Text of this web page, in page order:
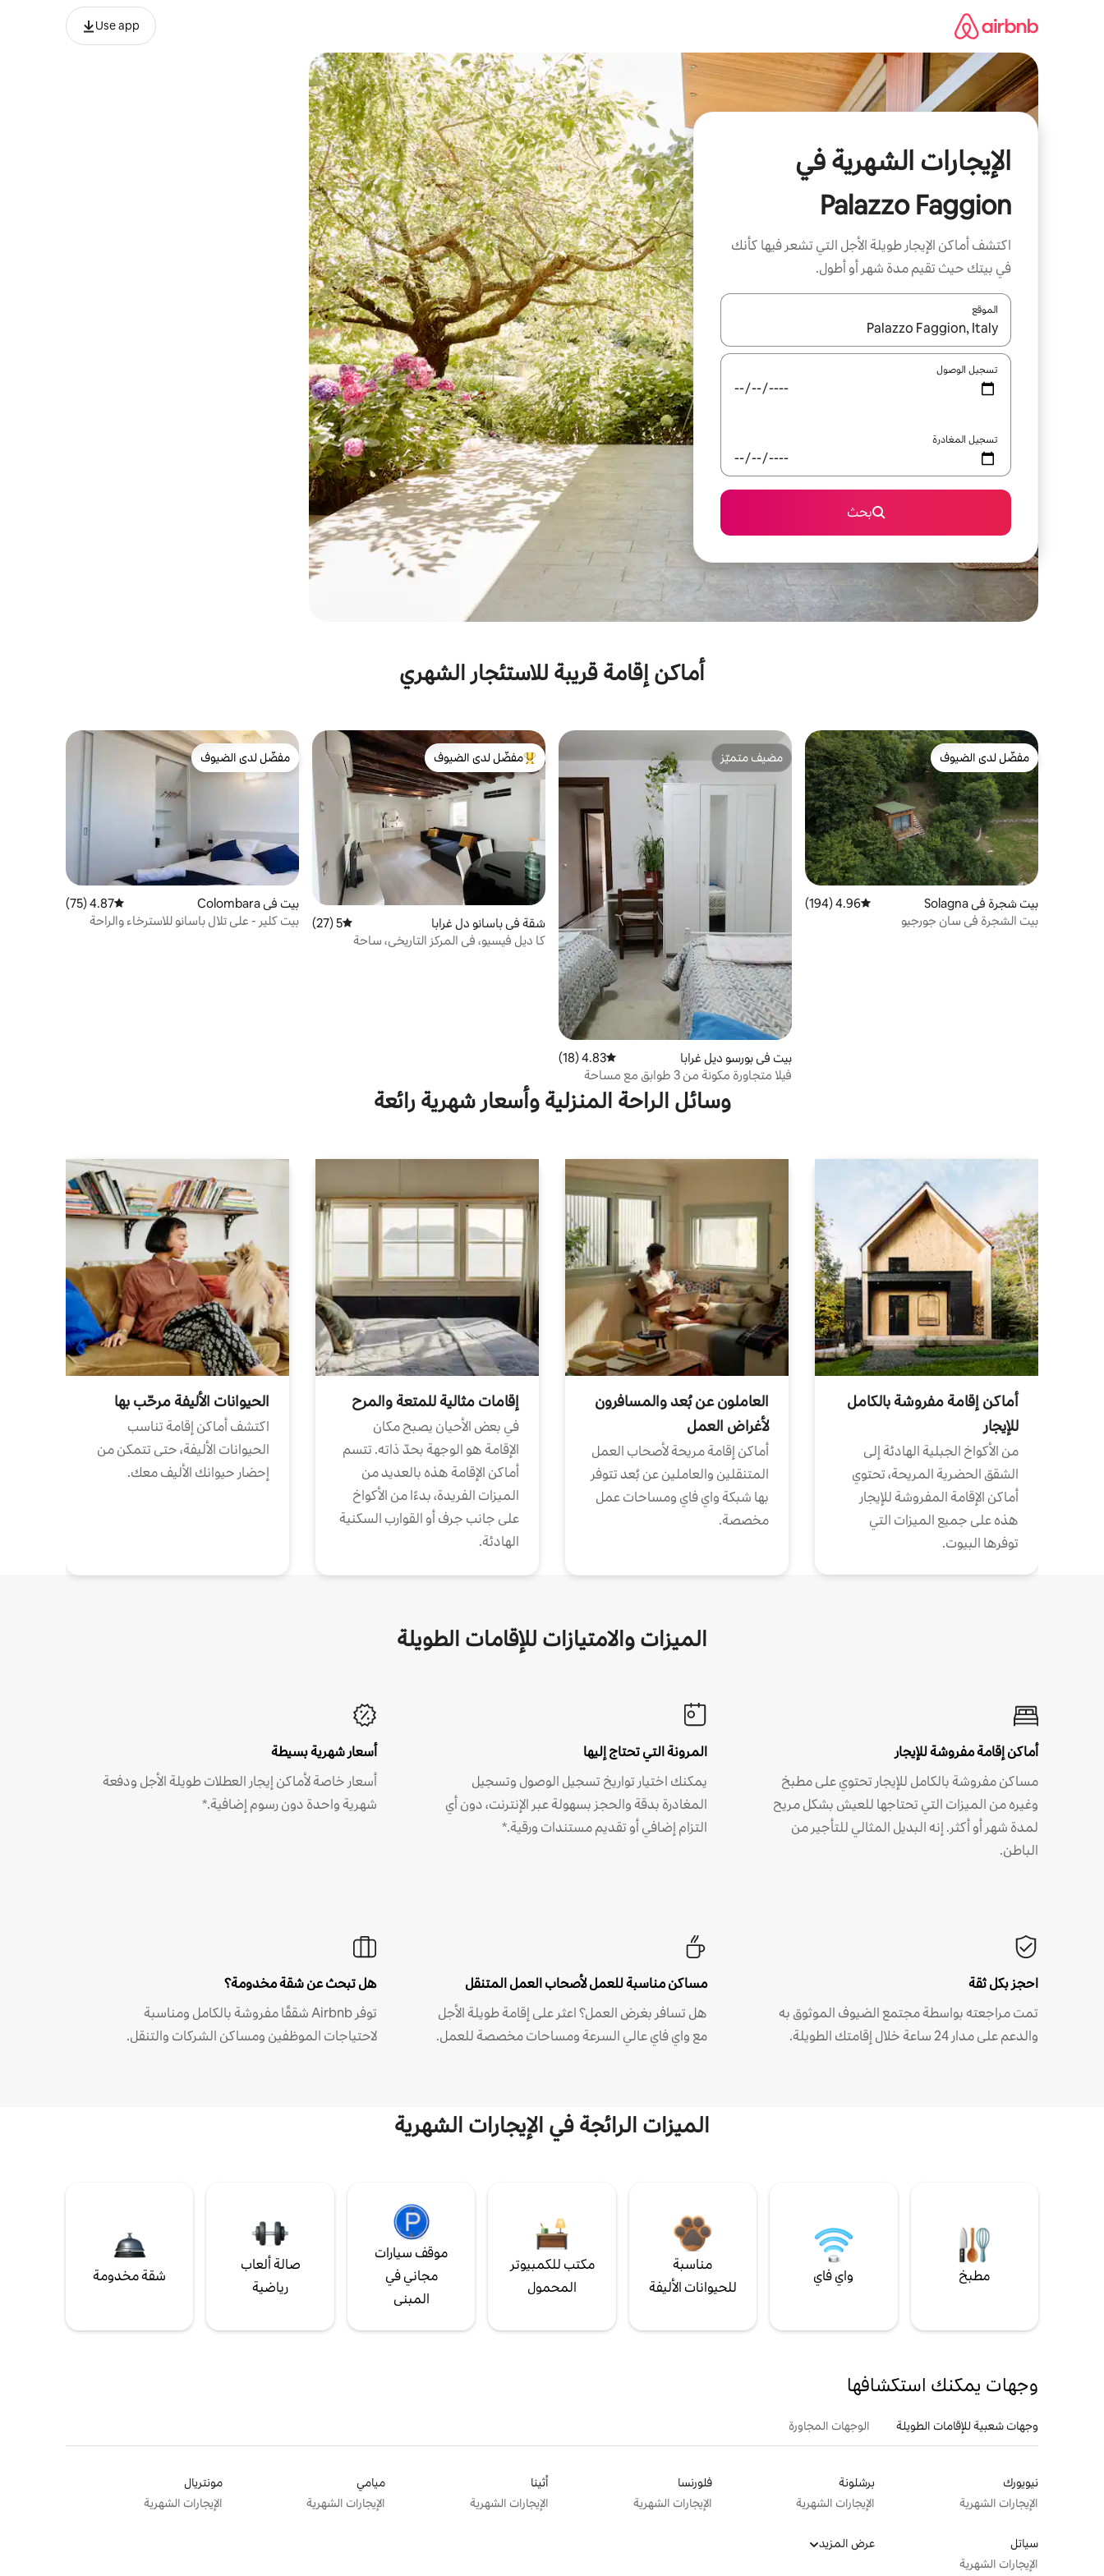
Use app
الإيجارات الشهرية في
Palazzo Faggion
اكتشف أماكن الإيجار طويلة الأجل التي تشعر فيها كأنك
في بيتك حيث تقيم مدة شهر أو أطول.
الموقع
عند توفر النتائج، انتقل باستخدام السهمين لأعلى ولأسفل أو استكشف عن طريق اللمس أو السحب.
تسجيل الوصول
تسجيل المغادرة
بحث
أماكن إقامة قريبة للاستئجار الشهري
مفضّل لدى الضيوف
مفضّل لدى الضيوف
بيت شجرة في Solagna متوسط التقييم 4.96 من 5، 194 مراجعات
4.96 (194)
بيت الشجرة في سان جورجيو
مضيف متميّز
مضيف متميّز
بيت في بورسو ديل غرابا متوسط التقييم 4.83 من 5، 18 مراجعات
4.83 (18)
فيلا متجاورة مكونة من 3 طوابق مع مساحة
من أبرز البيوت المفضّلة لدى الضيوف
مفضّل لدى الضيوف
شقة في باسانو دل غرابا متوسط التقييم 5 من 5، 27 مراجعات
5 (27)
كا ديل فيسيو، في المركز التاريخي، ساحة
مفضّل لدى الضيوف
مفضّل لدى الضيوف
بيت في Colombara متوسط التقييم 4.87 من 5، 75 مراجعات
4.87 (75)
بيت كلير - على تلال باسانو للاسترخاء والراحة
وسائل الراحة المنزلية وأسعار شهرية رائعة
أماكن إقامة مفروشة بالكامل
للإيجار
من الأكواخ الجبلية الهادئة إلى
الشقق الحضرية المريحة، تحتوي
أماكن الإقامة المفروشة للإيجار
هذه على جميع الميزات التي
توفرها البيوت.
العاملون عن بُعد والمسافرون
لأغراض العمل
أماكن إقامة مريحة لأصحاب العمل
المتنقلين والعاملين عن بُعد تتوفر
بها شبكة واي فاي ومساحات عمل
مخصصة.
إقامات مثالية للمتعة والمرح
في بعض الأحيان يصبح مكان
الإقامة هو الوجهة بحدّ ذاته. تتسم
أماكن الإقامة هذه بالعديد من
الميزات الفريدة، بدءًا من الأكواخ
على جانب جرف أو القوارب السكنية
الهادئة.
الحيوانات الأليفة مرحّب بها
اكتشف أماكن إقامة تناسب
الحيوانات الأليفة، حتى تتمكن من
إحضار حيوانك الأليف معك.
الميزات والامتيازات للإقامات الطويلة
أماكن إقامة مفروشة للإيجار
مساكن مفروشة بالكامل للإيجار تحتوي على مطبخ
وغيره من الميزات التي تحتاجها للعيش بشكل مريح
لمدة شهر أو أكثر. إنه البديل المثالي للتأجير من
الباطن.
المرونة التي تحتاج إليها
يمكنك اختيار تواريخ تسجيل الوصول وتسجيل
المغادرة بدقة والحجز بسهولة عبر الإنترنت، دون أي
التزام إضافي أو تقديم مستندات ورقية.*
أسعار شهرية بسيطة
أسعار خاصة لأماكن إيجار العطلات طويلة الأجل ودفعة
شهرية واحدة دون رسوم إضافية.*
احجز بكل ثقة
تمت مراجعته بواسطة مجتمع الضيوف الموثوق به
والدعم على مدار 24 ساعة خلال إقامتك الطويلة.
مساكن مناسبة للعمل لأصحاب العمل المتنقل
هل تسافر بغرض العمل؟ اعثر على إقامة طويلة الأجل
مع واي فاي عالي السرعة ومساحات مخصصة للعمل.
هل تبحث عن شقة مخدومة؟
توفر Airbnb شققًا مفروشة بالكامل ومناسبة
لاحتياجات الموظفين ومساكن الشركات والتنقل.
الميزات الرائجة في الإيجارات الشهرية
مطبخ واي فاي
مناسبة
للحيوانات الأليفة
مكتب للكمبيوتر
المحمول
موقف سيارات
مجاني في
المبنى
صالة ألعاب
رياضية
شقة مخدومة
وجهات يمكنك استكشافها
وجهات شعبية للإقامات الطويلة الوجهات المجاورة
نيويورك
الإيجارات الشهرية
برشلونة
الإيجارات الشهرية
فلورنسا
الإيجارات الشهرية
أثينا
الإيجارات الشهرية
ميامي
الإيجارات الشهرية
مونتريال
الإيجارات الشهرية
سياتل
الإيجارات الشهرية
عرض المزيد